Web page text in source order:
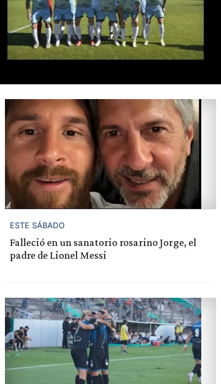
ESTE SÁBADO
Falleció en un sanatorio rosarino Jorge, el
padre de Lionel Messi